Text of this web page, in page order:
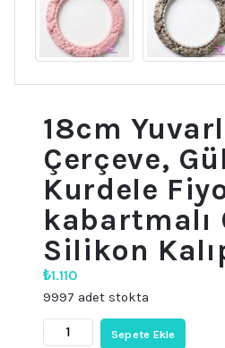
18cm
Çerçeve,
Kurdele
kabartmalı
Silikon
₺1.110
9997 adet stokta
18cm
Yuvarlak
Sepete Ekle